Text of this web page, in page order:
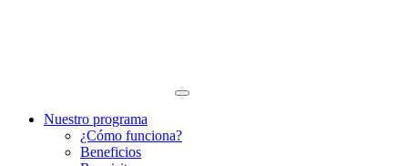
Nuestro programa
¿Cómo funciona?
Beneficios